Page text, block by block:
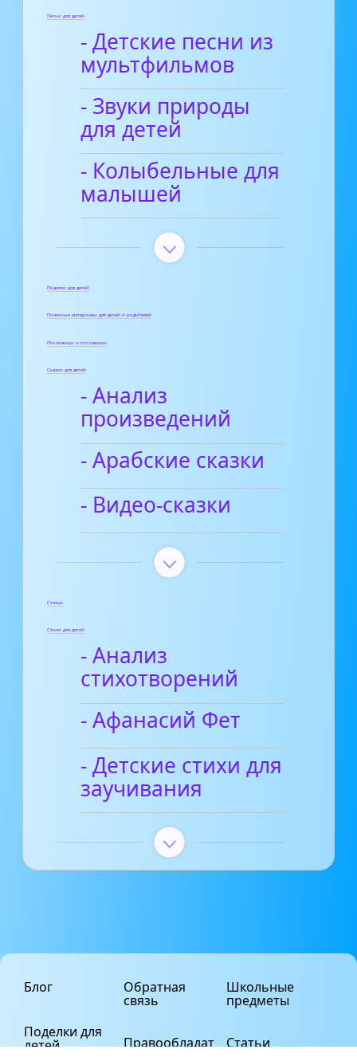
Песни для детей
- Детские песни из
мультфильмов
- Звуки природы
для детей
- Колыбельные для
малышей
Поделки для детей
Полезные материалы для детей и родителей
Пословицы и поговорки
Сказки для детей
- Анализ
произведений
- Арабские сказки
- Видео-сказки
Статьи
Стихи для детей
- Анализ
стихотворений
- Афанасий Фет
- Детские стихи для
заучивания
Блог
Поделки для
детей
Обратная
связь
Правообладат
Школьные
предметы
Статьи